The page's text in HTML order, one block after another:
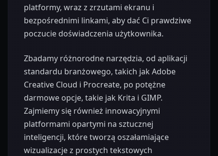
platformy, wraz z zrzutami ekranu i
bezpośrednimi linkami, aby dać Ci prawdziwe
poczucie doświadczenia użytkownika.
Zbadamy różnorodne narzędzia, od aplikacji
standardu branżowego, takich jak Adobe
Creative Cloud i Procreate, po potężne
darmowe opcje, takie jak Krita i GIMP.
Zajmiemy się również innowacyjnymi
platformami opartymi na sztucznej
inteligencji, które tworzą oszałamiające
wizualizacje z prostych tekstowych